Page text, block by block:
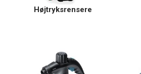
Højtryksrensere